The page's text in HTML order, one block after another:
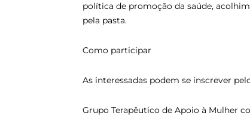
política de promoção da saúde,
pela pasta.
Como participar
As interessadas podem se inscrever
Grupo Terapêutico de Apoio à Mulher